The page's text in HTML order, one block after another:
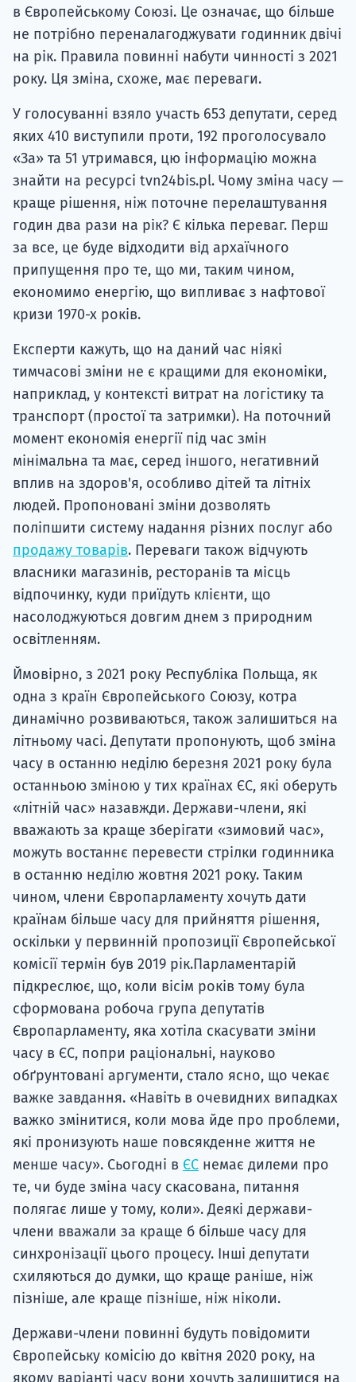
в Європейському Союзі. Це означає, що більше
не потрібно переналагоджувати годинник двічі
на рік. Правила повинні набути чинності з 2021
року. Ця зміна, схоже, має переваги.
У голосуванні взяло участь 653 депутати, серед
яких 410 виступили проти, 192 проголосувало
«За» та 51 утримався, цю інформацію можна
знайти на ресурсі tvn24bis.pl. Чому зміна часу —
краще рішення, ніж поточне перелаштування
годин два рази на рік? Є кілька переваг. Перш
за все, це буде відходити від архаїчного
припущення про те, що ми, таким чином,
економимо енергію, що випливає з нафтової
кризи 1970-х років.
Експерти кажуть, що на даний час ніякі
тимчасові зміни не є кращими для економіки,
наприклад, у контексті витрат на логістику та
транспорт (простої та затримки). На поточний
момент економія енергії під час змін
мінімальна та має, серед іншого, негативний
вплив на здоров'я, особливо дітей та літніх
людей. Пропоновані зміни дозволять
поліпшити систему надання різних послуг або
продажу товарів. Переваги також відчують
власники магазинів, ресторанів та місць
відпочинку, куди приїдуть клієнти, що
насолоджуються довгим днем ​​з природним
освітленням.
Ймовірно, з 2021 року Республіка Польща, як
одна з країн Європейського Союзу, котра
динамічно розвиваються, також залишиться на
літньому часі. Депутати пропонують, щоб зміна
часу в останню неділю березня 2021 року була
останньою зміною у тих країнах ЄС, які оберуть
«літній час» назавжди. Держави-члени, які
вважають за краще зберігати «зимовий час»,
можуть востаннє перевести стрілки годинника
в останню неділю жовтня 2021 року. Таким
чином, члени Європарламенту хочуть дати
країнам більше часу для прийняття рішення,
оскільки у первинній пропозиції Європейської
комісії термін був 2019 рік.Парламентарій
підкреслює, що, коли вісім років тому була
сформована робоча група депутатів
Європарламенту, яка хотіла скасувати зміни
часу в ЄС, попри раціональні, науково
обґрунтовані аргументи, стало ясно, що чекає
важке завдання. «Навіть в очевидних випадках
важко змінитися, коли мова йде про проблеми,
які пронизують наше повсякденне життя не
менше часу». Сьогодні в ЄС немає дилеми про
те, чи буде зміна часу скасована, питання
полягає лише у тому, коли». Деякі держави-
члени вважали за краще б більше часу для
синхронізації цього процесу. Інші депутати
схиляються до думки, що краще раніше, ніж
пізніше, але краще пізніше, ніж ніколи.
Держави-члени повинні будуть повідомити
Європейську комісію до квітня 2020 року, на
якому варіанті часу вони хочуть залишитися на